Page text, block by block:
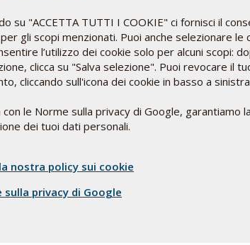
Le linee sono aperte
dal lunedì al venerdì (9-13)
italy@pharmanord.com
su "ACCETTA TUTTI I COOKIE" ci fornisci il
gli scopi menzionati. Puoi anche selezionare le
l’utilizzo dei cookie solo per alcuni scopi:
clicca su "Salva selezione". Puoi revocare il
cliccando sull'icona dei cookie in basso a
con le Norme sulla privacy di Google, garantiamo
dei tuoi dati personali.
nostra policy sui cookie
sulla privacy di Google